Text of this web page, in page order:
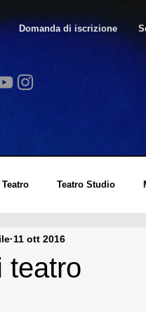
Domanda di iscrizione
Teatro Studio
Dalla
teatro
11 ott 2016